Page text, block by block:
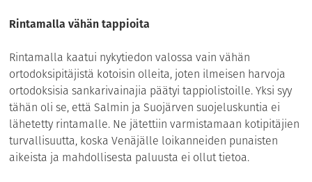
Rintamalla vähän tappioita
Rintamalla kaatui nykytiedon valossa vain vähän
ortodoksipitäjistä kotoisin olleita, joten ilmeisen harvoja
ortodoksisia sankarivainajia päätyi tappiolistoille. Yksi syy
tähän oli se, että Salmin ja Suojärven suojeluskuntia ei
lähetetty rintamalle. Ne jätettiin varmistamaan kotipitäjien
turvallisuutta, koska Venäjälle loikanneiden punaisten
aikeista ja mahdollisesta paluusta ei ollut tietoa.